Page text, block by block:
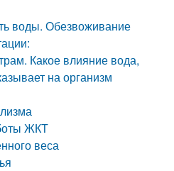
воды. Обезвоживание
Какое влияние вода,
на организм
ЖКТ
веса